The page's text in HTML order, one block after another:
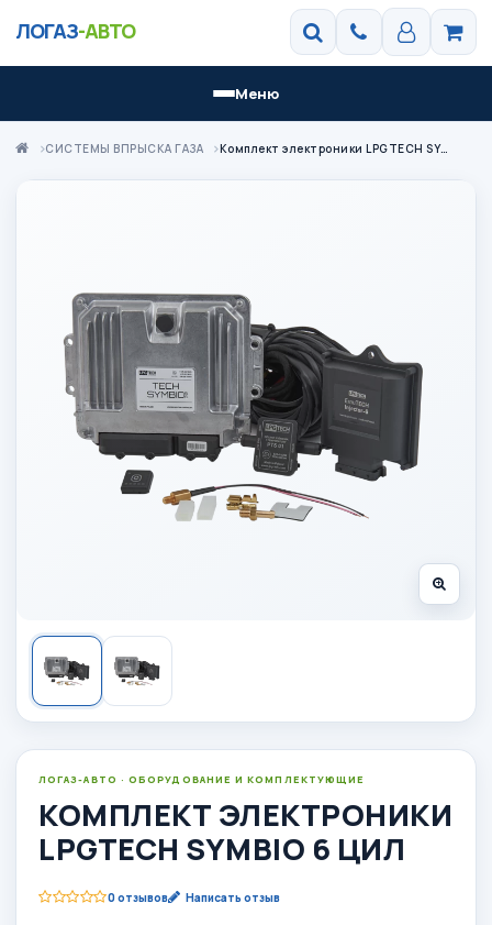
ЛОГАЗ-АВТО
Меню
СИСТЕМЫ ВПРЫСКА ГАЗА Комплект электроники LPGTECH SYMBIO 6 цил
ЛОГАЗ-АВТО · ОБОРУДОВАНИЕ И КОМПЛЕКТУЮЩИЕ
КОМПЛЕКТ ЭЛЕКТРОНИКИ
LPGTECH SYMBIO 6 ЦИЛ
0 отзывов Написать отзыв